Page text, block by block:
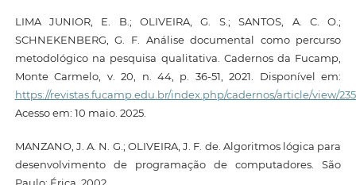
LIMA JUNIOR, E. B.; OLIVEIRA, G. S.; SANTOS, A. C. O.;
SCHNEKENBERG, G. F. Análise documental como percurso
metodológico na pesquisa qualitativa. Cadernos da Fucamp,
Monte Carmelo, v. 20, n. 44, p. 36-51, 2021. Disponível em:
https://revistas.fucamp.edu.br/index.php/cadernos/article/view/
Acesso em: 10 maio. 2025.
MANZANO, J. A. N. G.; OLIVEIRA, J. F. de. Algoritmos lógica para
desenvolvimento de programação de computadores. São
Paulo: Érica, 2002.